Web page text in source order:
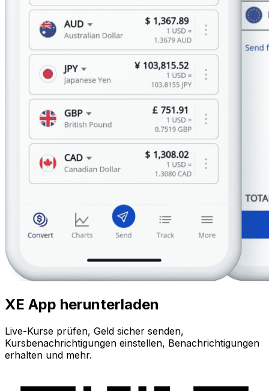
XE App herunterladen
Live-Kurse prüfen, Geld sicher senden,
Kursbenachrichtigungen einstellen, Benachrichtigungen
erhalten und mehr.